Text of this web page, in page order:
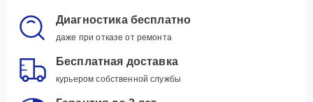
Диагностика бесплатно
даже при отказе от ремонта
Бесплатная доставка
курьером собственной службы